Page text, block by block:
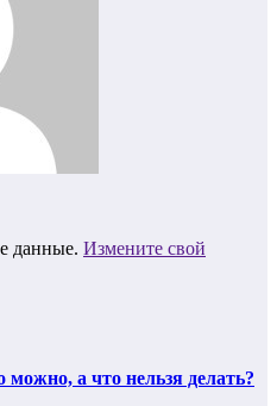
данные. Измените свой
а что нельзя делать?